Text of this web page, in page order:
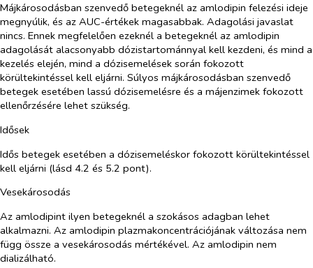
Májkárosodásban szenvedő betegeknél az amlodipin felezési ideje
megnyúlik, és az AUC-értékek magasabbak. Adagolási javaslat
nincs. Ennek megfelelően ezeknél a betegeknél az amlodipin
adagolását alacsonyabb dózistartománnyal kell kezdeni, és mind a
kezelés elején, mind a dózisemelések során fokozott
körültekintéssel kell eljárni. Súlyos májkárosodásban szenvedő
betegek esetében lassú dózisemelésre és a májenzimek fokozott
ellenőrzésére lehet szükség.
Idősek
Idős betegek esetében a dózisemeléskor fokozott körültekintéssel
kell eljárni (lásd 4.2 és 5.2 pont).
Vesekárosodás
Az amlodipint ilyen betegeknél a szokásos adagban lehet
alkalmazni. Az amlodipin plazmakoncentrációjának változása nem
függ össze a vesekárosodás mértékével. Az amlodipin nem
dializálható.